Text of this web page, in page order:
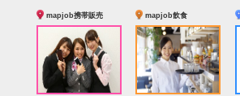
mapjob携帯販売 mapjob飲食